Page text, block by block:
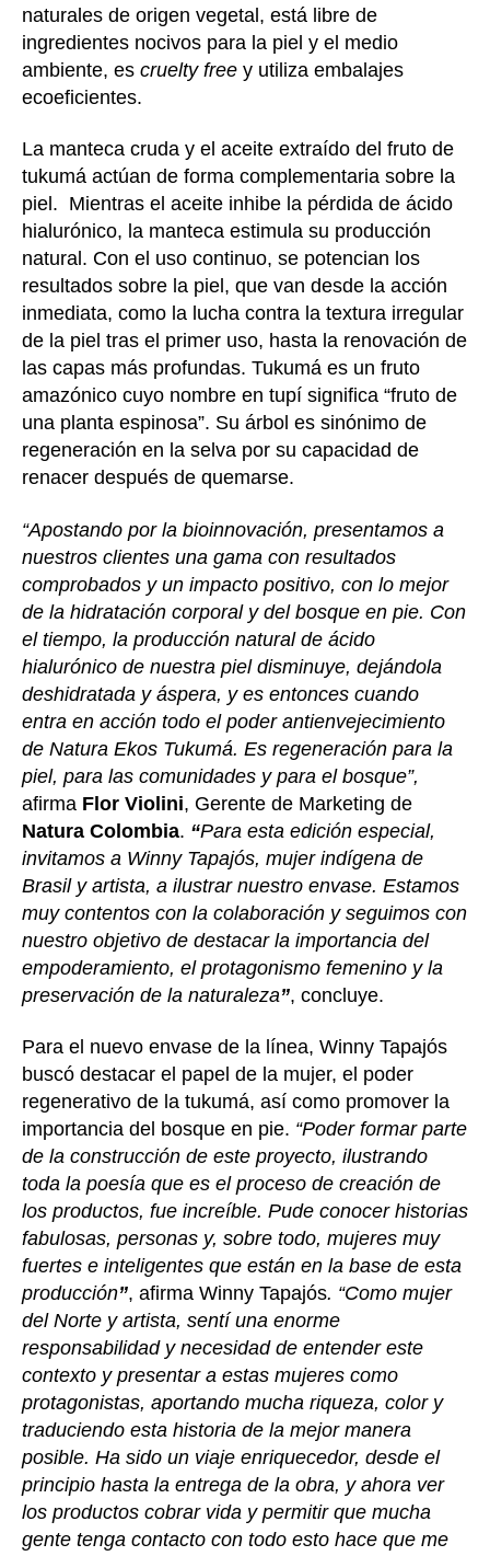
naturales de origen vegetal, está libre de
ingredientes nocivos para la piel y el medio
ambiente, es cruelty free y utiliza embalajes
ecoeficientes.
La manteca cruda y el aceite extraído del fruto de
tukumá actúan de forma complementaria sobre la
piel. Mientras el aceite inhibe la pérdida de ácido
hialurónico, la manteca estimula su producción
natural. Con el uso continuo, se potencian los
resultados sobre la piel, que van desde la acción
inmediata, como la lucha contra la textura irregular
de la piel tras el primer uso, hasta la renovación de
las capas más profundas. Tukumá es un fruto
amazónico cuyo nombre en tupí significa “fruto de
una planta espinosa”. Su árbol es sinónimo de
regeneración en la selva por su capacidad de
renacer después de quemarse.
“Apostando por la bioinnovación, presentamos a
nuestros clientes una gama con resultados
comprobados y un impacto positivo, con lo mejor
de la hidratación corporal y del bosque en pie. Con
el tiempo, la producción natural de ácido
hialurónico de nuestra piel disminuye, dejándola
deshidratada y áspera, y es entonces cuando
entra en acción todo el poder antienvejecimiento
de Natura Ekos Tukumá. Es regeneración para la
piel, para las comunidades y para el bosque”,
afirma Flor Violini, Gerente de Marketing de
Natura Colombia. “Para esta edición especial,
invitamos a Winny Tapajós, mujer indígena de
Brasil y artista, a ilustrar nuestro envase. Estamos
muy contentos con la colaboración y seguimos con
nuestro objetivo de destacar la importancia del
empoderamiento, el protagonismo femenino y la
preservación de la naturaleza”, concluye.
Para el nuevo envase de la línea, Winny Tapajós
buscó destacar el papel de la mujer, el poder
regenerativo de la tukumá, así como promover la
importancia del bosque en pie. “Poder formar parte
de la construcción de este proyecto, ilustrando
toda la poesía que es el proceso de creación de
los productos, fue increíble. Pude conocer historias
fabulosas, personas y, sobre todo, mujeres muy
fuertes e inteligentes que están en la base de esta
producción”, afirma Winny Tapajós. “Como mujer
del Norte y artista, sentí una enorme
responsabilidad y necesidad de entender este
contexto y presentar a estas mujeres como
protagonistas, aportando mucha riqueza, color y
traduciendo esta historia de la mejor manera
posible. Ha sido un viaje enriquecedor, desde el
principio hasta la entrega de la obra, y ahora ver
los productos cobrar vida y permitir que mucha
gente tenga contacto con todo esto hace que me